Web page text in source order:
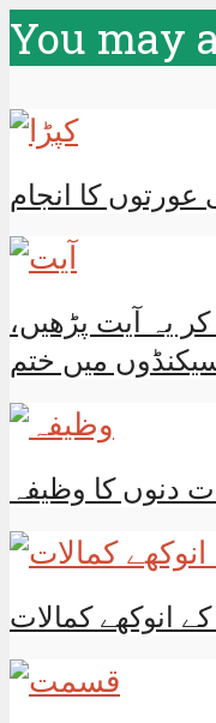
You may
عورتوں کا انجام
یہ آیت پڑھیں،
میں ختم
دنوں کا وظیفہ
انوکھے کمالات